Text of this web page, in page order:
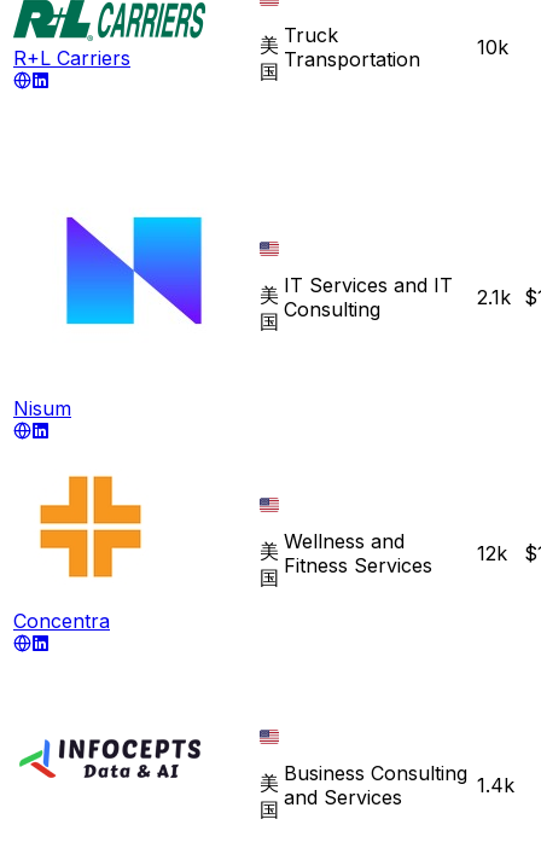
R+L Carriers
美
国
Truck
Transportation
10k
Nisum
美
国
IT Services and IT
Consulting
2.1k
Concentra
美
国
Wellness and
Fitness Services
12k
美
国
Business Consulting
and Services
1.4k